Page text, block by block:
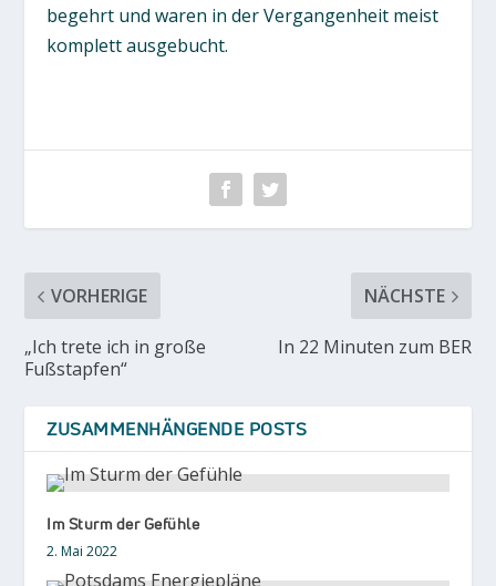
begehrt und waren in der Vergangenheit meist
komplett ausgebucht.
VORHERIGE
„Ich trete ich in große
Fußstapfen“
NÄCHSTE
In 22 Minuten zum BER
ZUSAMMENHÄNGENDE POSTS
Im Sturm der Gefühle
2. Mai 2022